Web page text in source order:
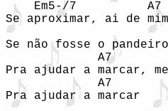
    Em5-/7          A7
Se aproximar, ai de mim
Se não fosse o
A7
Pra ajudar a marcar,
             A7
Pra ajudar a marcar